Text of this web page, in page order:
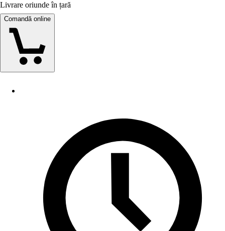
Livrare oriunde în țară
Comandă online